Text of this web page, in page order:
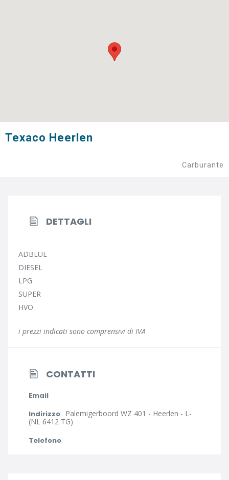
Texaco Heerlen
Carburante
DETTAGLI
ADBLUE
DIESEL
LPG
SUPER
HVO
i prezzi indicati sono comprensivi di IVA
CONTATTI
Email
Indirizzo Palemigerboord WZ 401 - Heerlen - L-
(NL 6412 TG)
Telefono